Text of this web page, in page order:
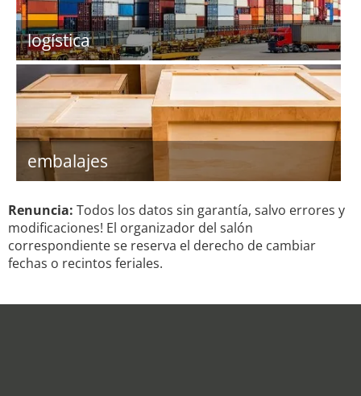
logística
embalajes
Renuncia: Todos los datos sin garantía, salvo errores y
modificaciones! El organizador del salón
correspondiente se reserva el derecho de cambiar
fechas o recintos feriales.